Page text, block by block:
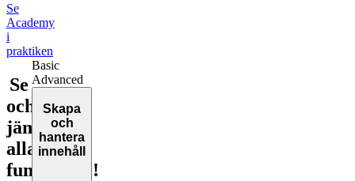
Se
Academy
i
praktiken
Se
och
jämför
alla
funktioner!
Basic
Advanced
Skapa
och
hantera
innehåll